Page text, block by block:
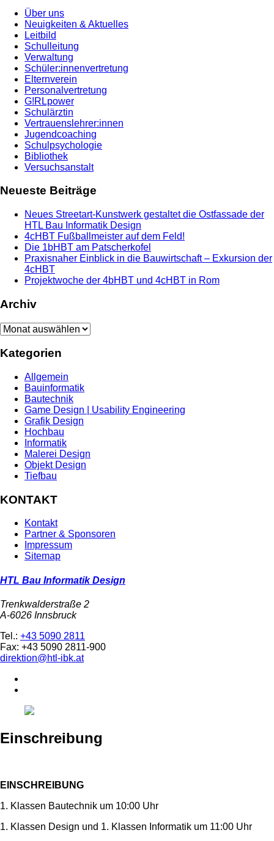
Über uns
Neuigkeiten & Aktuelles
Leitbild
Schulleitung
Verwaltung
Schüler:innenvertretung
Elternverein
Personalvertretung
G!RLpower
Schulärztin
Vertrauenslehrer:innen
Jugendcoaching
Schulpsychologie
Bibliothek
Versuchsanstalt
Neueste Beiträge
Neues Streetart-Kunstwerk gestaltet die Ostfassade der
HTL Bau Informatik Design
4cHBT Fußballmeister auf dem Feld!
Die 1bHBT am Patscherkofel
Praxisnaher Einblick in die Bauwirtschaft – Exkursion der
4cHBT
Projektwoche der 4bHBT und 4cHBT in Rom
Archiv
Archiv
Kategorien
Allgemein
Bauinformatik
Bautechnik
Game Design | Usability Engineering
Grafik Design
Hochbau
Informatik
Malerei Design
Objekt Design
Tiefbau
KONTAKT
Kontakt
Partner & Sponsoren
Impressum
Sitemap
HTL Bau Informatik Design
Trenkwalderstraße 2
A-6026 Innsbruck
Tel.: +43 5090 2811
Fax: +43 5090 2811-900
direktion@htl-ibk.at
Einschreibung
EINSCHREIBUNG
1. Klassen Bautechnik um 10:00 Uhr
1. Klassen Design und 1. Klassen Informatik um 11:00 Uhr